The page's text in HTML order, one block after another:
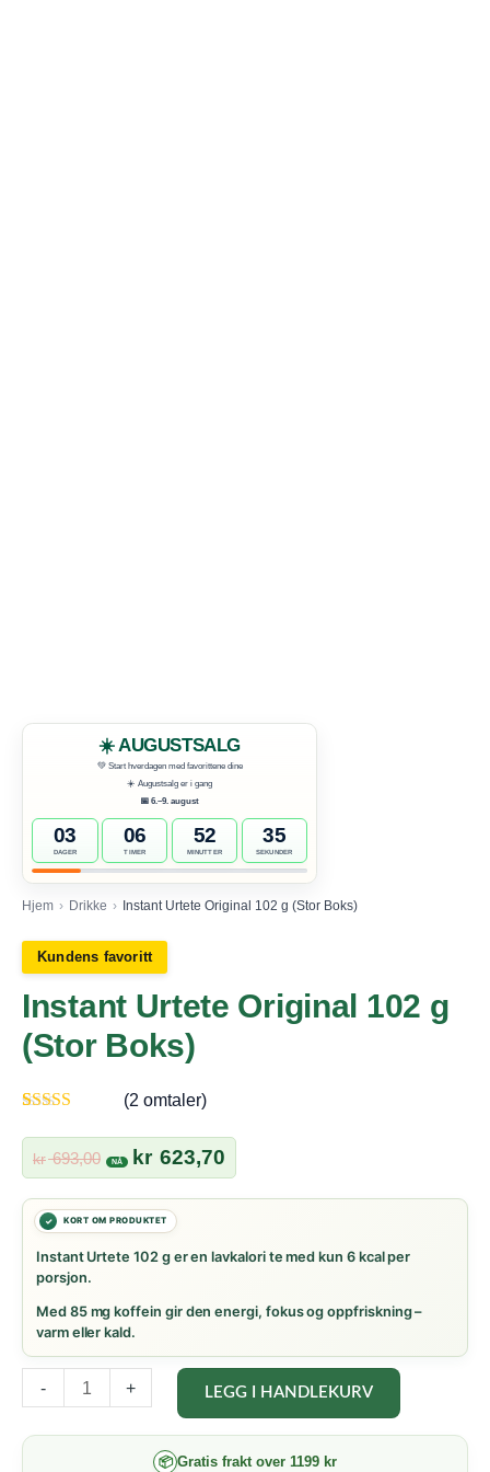
Hjem › Drikke › Instant Urtete Original 102 g (Stor Boks)
Bestselger
Instant Urtete Original 102 g
(Stor Boks)
av 5 basert på
kundevurderinger
(2 omtaler)
kr693,00 Opprinnelig
pris
var:
kr 693,00.
kr 623,70
pris
er:
Instant Urtete 102 g er en lavkalori te med kun 6 kcal per
porsjon.
Med 85 mg koffein gir den energi, fokus og oppfriskning –
varm eller kald.
-
Original
+ LEGG I HANDLEKURV
📦 Gratis frakt over 1199 kr